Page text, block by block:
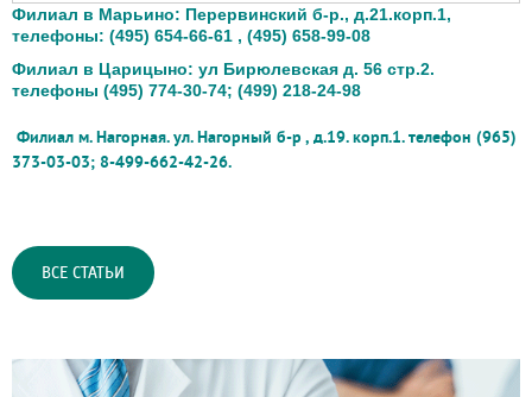
Филиал в Марьино: Перервинский б-р., д.21.корп.1,
телефоны: (495) 654-66-61 , (495) 658-99-08
Филиал в Царицыно: ул Бирюлевская д. 56 стр.2.
телефоны (495) 774-30-74; (499) 218-24-98
Филиал м. Нагорная. ул. Нагорный б-р , д.19. корп.1. телефон (965)
373-03-03; 8-499-662-42-26.
ВСЕ СТАТЬИ